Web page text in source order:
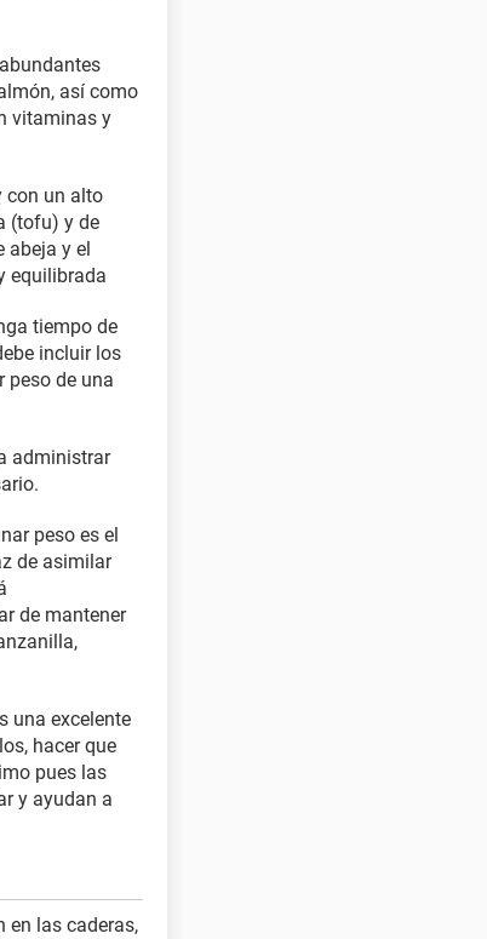
así como
vitaminas y
con un alto
(tofu) y de
abeja y el
equilibrada
tiempo de
incluir los
peso de una
administrar
peso es el
de asimilar
de mantener
una excelente
hacer que
pues las
y ayudan a
en las caderas,